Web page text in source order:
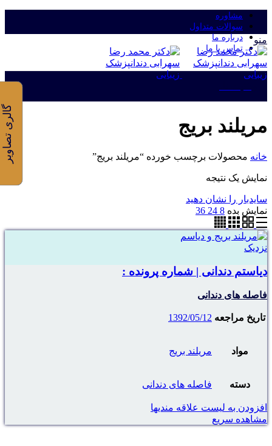
مشاوره
سوالات متداول
درباره ما
تماس با ما
منو
مریلند بریج
خانه محصولات برچسب خورده “مریلند بریج”
نمایش یک نتیجه
سایدبار را نشان دهید
نمایش بده 8
24
36
نزدیک
دیاستم دندانی | شماره پرونده :
فاصله های دندانی
تاریخ مراجعه 1392/05/12
مواد مریلند بریج
دسته فاصله های دندانی
افزودن به لیست علاقه مندیها
مشاهده سریع
گالری تصاویر